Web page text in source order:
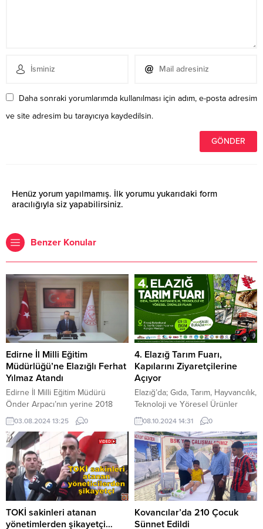
Daha sonraki yorumlarımda kullanılması için adım, e-posta adresim
ve site adresim bu tarayıcıya kaydedilsin.
Henüz yorum yapılmamış. İlk yorumu yukarıdaki form
aracılığıyla siz yapabilirsiniz.
Benzer Konular
Edirne İl Milli Eğitim
Müdürlüğü’ne Elazığlı Ferhat
Yılmaz Atandı
Edirne İl Milli Eğitim Müdürü
Önder Arpacı’nın yerine 2018
yılından beri Çanakkale İl Milli
Eğitim Müdürlüğü görevini
yürüten Elazığlı Ferhat Yılmaz
atandı. FERHAT YILMAZ KİMDİR?
İlk, orta ve lise öğrenimini
Elazığ’ın Sivrice İlçesinde
tamamladı.2002 yılında Fırat
Üniversitesi Eğitim Fakültesi Sınıf
Öğretmenliği Bölümünden mezun
oldu.2014 yılında Hukuk alanında
03.08.2024 13:25 0
4. Elazığ Tarım Fuarı,
Kapılarını Ziyaretçilerine
Açıyor
Elazığ’da; Gıda, Tarım, Hayvancılık,
Teknoloji ve Yöresel Ürünler
Fuarı’nın 4’üncüsü düzenlenecek.
Sektör temsilcileri ve çiftçilere
katkılar sunması beklenen fuarın
açılışı, 9 Ekim Çarşamba günü
(Yarın) saat 13.00’te
gerçekleştirilecek. 4. Elazığ Tarım
Fuarı, 9-13 Ekim 2024 tarihleri
arasında Elazığ’da düzenlenecek.
Ahmet Tevfik Ozan Fuar ve
Kongre Merkezi’nde açılışı
08.10.2024 14:31 0
TOKİ sakinleri atanan
yönetimlerden şikayetçi…
Kovancılar’da 210 Çocuk
Sünnet Edildi